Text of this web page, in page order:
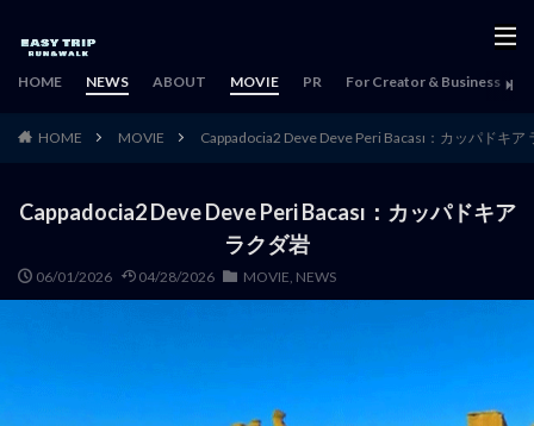
HOME NEWS ABOUT MOVIE PR For Creator & Business
HOME MOVIE Cappadocia2 Deve Deve Peri Bacası：カッパドキア
Cappadocia2 Deve Deve Peri Bacası：カッパドキア
ラクダ岩
06/01/2026 04/28/2026 MOVIE, NEWS